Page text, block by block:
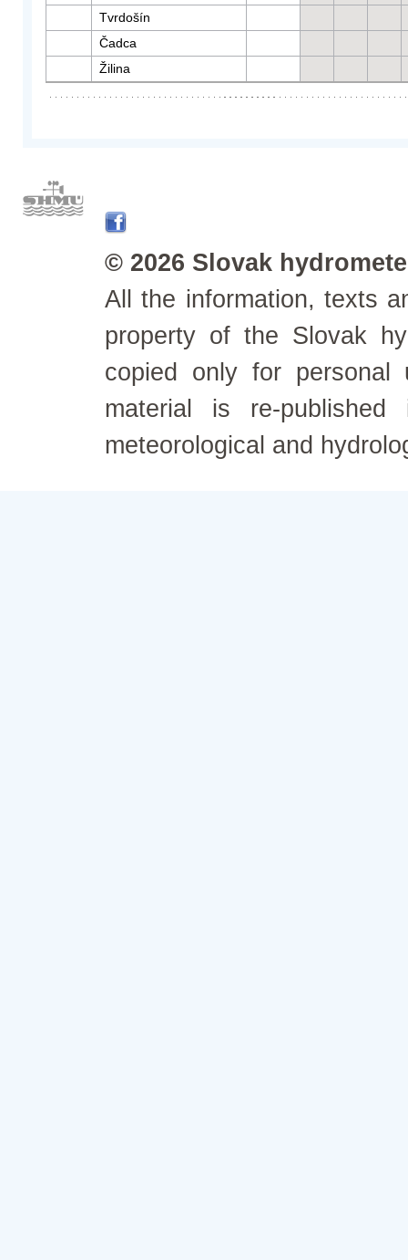
Tvrdošín
Čadca
Žilina
© 2026 Slovak
All the information, texts
property of the Slovak
copied only for personal
material is re-
meteorological and